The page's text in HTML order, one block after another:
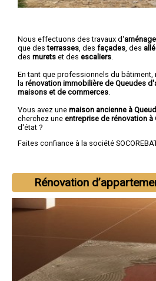
Nous effectuons des travaux d'
que desterrasses , des façades , des
des murets et des escaliers
En tant que professionnels du bâtiment,
la rénovation immobilière de Queudes
maisons et de commerces
Vous avez une maison ancienne à
cherchez une entreprise de rénovation à
d'état ?
Faites confiance à la société
Rénovation